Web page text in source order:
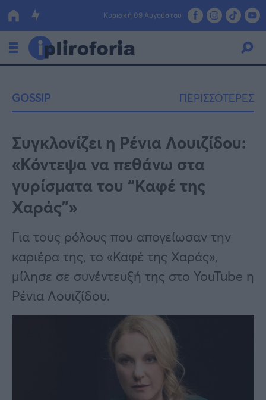
Κυριακή 09 Αυγούστου
Οικονομία
Πολιτική
Τράπεζες
Επιδοτήσεις
ΕΣΠΑ
Κόσμος
Lifestyle
Αθλητικά
Υγεία
Γυναίκα
GOSSIP ΠΕΡΙΣΣΟΤΕΡΕΣ
Συγκλονίζει η Ρένια Λουιζίδου:
«Κόντεψα να πεθάνω στα
γυρίσματα του “Καφέ της
Χαράς”»
Για τους ρόλους που απογείωσαν την
καριέρα της, το «Καφέ της Χαράς»,
μίλησε σε συνέντευξή της στο YouTube η
Ρένια Λουιζίδου.